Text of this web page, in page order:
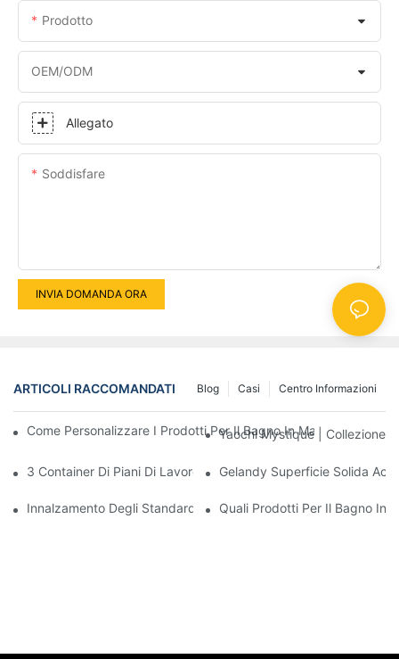
Prodotto
OEM/ODM
Allegato
Soddisfare
INVIA DOMANDA ORA
ARTICOLI RACCOMANDATI Centro Informazioni
Casi
Blog
Come Personalizzare I Prodotti Per Il Bagno In Materiale
Yaochi Mystique | Collezione
3 Container Di Piani Di Lavoro In Materiale Composito Esportati
Gelandy Superficie Solida
Innalzamento Degli Standard: Gelandy Svela La Sua Strategia
Quali Prodotti Per Il Bagno In